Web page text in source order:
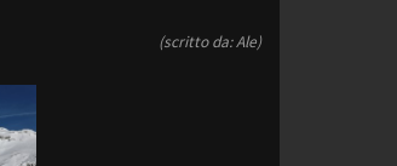
(scritto da: Ale)